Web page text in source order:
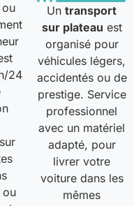
24
ou
Untransport
sur plateau est
organisé pour
véhicules légers,
accidentés ou de
prestige. Service
professionnel
avec un matériel
adapté, pour
livrer votre
voiture dans les
mêmes